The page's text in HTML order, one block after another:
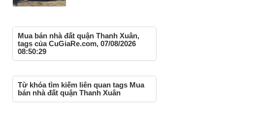
Mua bán nhà đất quận Thanh Xuân,
tags của CuGiaRe.com, 07/08/2026
08:50:29
Từ khóa tìm kiếm liên quan tags Mua
bán nhà đất quận Thanh Xuân